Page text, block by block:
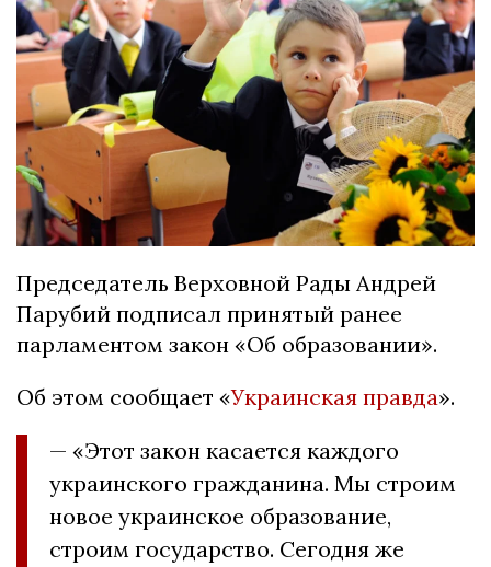
Председатель Верховной Рады Андрей
Парубий подписал принятый ранее
парламентом закон «Об образовании».
Об этом сообщает «Украинская правда».
— «Этот закон касается каждого
украинского гражданина. Мы строим
новое украинское образование,
строим государство. Сегодня же